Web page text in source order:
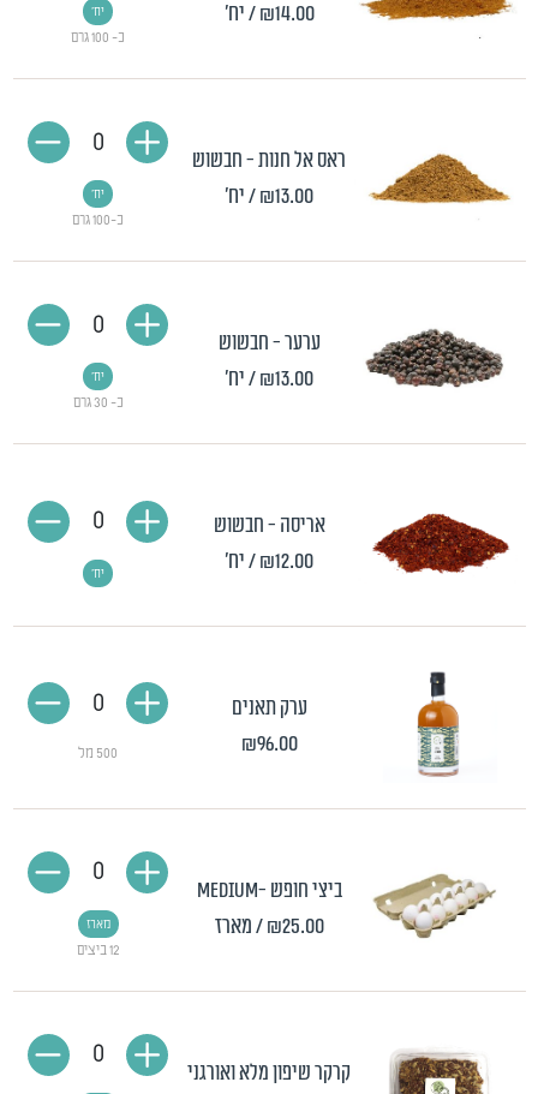
₪14.00 / יח'
כ- 100 גרם
יח'
ראס אל חנות - חבשוש
₪13.00/ יח'
כ-100 גרם
יח'
0
ערער - חבשוש
₪13.00/ יח'
כ- 30 גרם
יח'
0
אריסה - חבשוש
₪12.00/ יח' יח'
0
ערק תאנים
₪96.00
500 מל
0
ביצי חופש -MEDIUM
₪25.00 / מארז
12 ביצים
מארז
0
קרקר שיפון מלא ואורגני
0